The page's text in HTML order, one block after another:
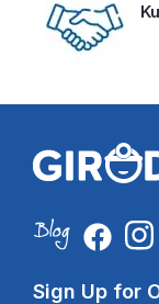
Sign Up for